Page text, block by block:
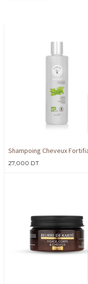
Shampoing Cheveux
250ml
27,000 DT